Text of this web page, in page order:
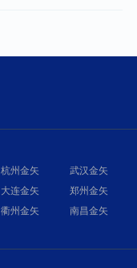
杭州金矢
武汉金矢
大连金矢
郑州金矢
衢州金矢
南昌金矢